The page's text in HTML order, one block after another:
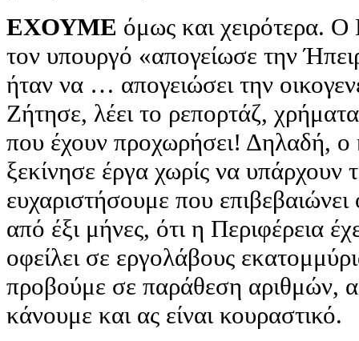
ΕΧΟΥΜΕ όμως και χειρότερα. Ο
τον υπουργό «απογείωσε την
ήταν να … απογειώσει την
Ζήτησε, λέει το ρεπορτάζ,
που έχουν προχωρήσει! Δηλαδή,
ξεκίνησε έργα χωρίς να υπάρχουν
ευχαριστήσουμε που
από έξι μήνες, ότι η Περιφέρεια
οφείλει σε εργολάβους
προβούμε σε παράθεση αριθμών,
κάνουμε και ας είναι κουραστικό.